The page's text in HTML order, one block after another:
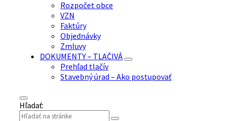
Rozpočet obce
VZN
Faktúry
Objednávky
Zmluvy
DOKUMENTY – TLAČIVÁ
Prehľad tlačív
Stavebný úrad – Ako postupovať
Hľadať: